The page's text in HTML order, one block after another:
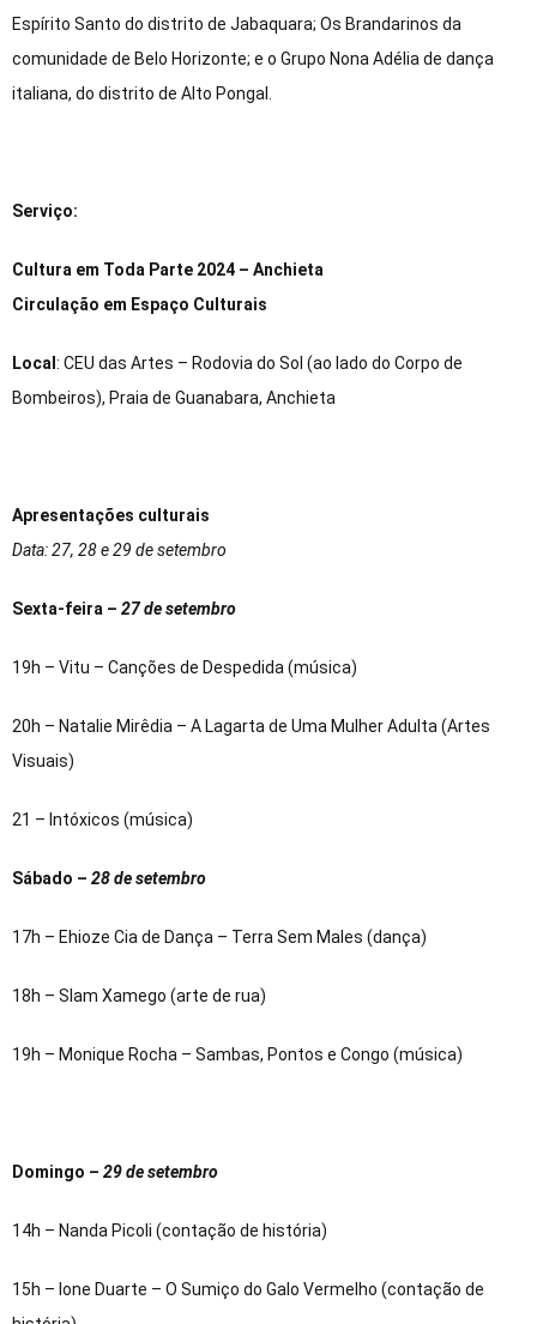
Espírito Santo do distrito de Jabaquara; Os Brandarinos da
comunidade de Belo Horizonte; e o Grupo Nona Adélia de dança
italiana, do distrito de Alto Pongal.
Serviço:
Cultura em Toda Parte 2024 – Anchieta
Circulação em Espaço Culturais
Local : CEU das Artes – Rodovia do Sol (ao lado do Corpo de
Bombeiros), Praia de Guanabara, Anchieta
Apresentações culturais
Data: 27, 28 e 29 de setembro
Sexta-feira – 27 de setembro
19h – Vitu – Canções de Despedida (música)
20h – Natalie Mirêdia – A Lagarta de Uma Mulher Adulta (Artes
Visuais)
21 – Intóxicos (música)
Sábado – 28 de setembro
17h – Ehioze Cia de Dança – Terra Sem Males (dança)
18h – Slam Xamego (arte de rua)
19h – Monique Rocha – Sambas, Pontos e Congo (música)
Domingo – 29 de setembro
14h – Nanda Picoli (contação de história)
15h – Ione Duarte – O Sumiço do Galo Vermelho (contação de